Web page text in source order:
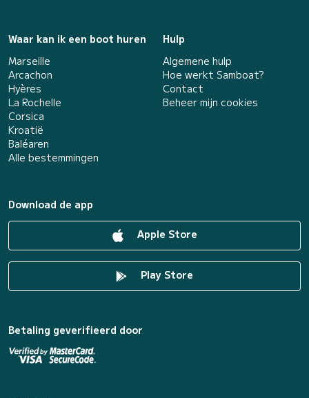
Waar kan ik een boot huren
Marseille
Arcachon
Hyères
La Rochelle
Corsica
Kroatië
Baléaren
Alle bestemmingen
Hulp
Algemene hulp
Hoe werkt Samboat?
Contact
Beheer mijn cookies
Download de app
Apple Store
Play Store
Betaling geverifieerd door